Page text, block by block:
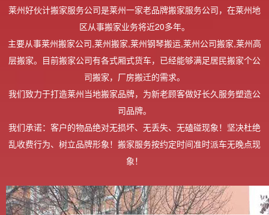
莱州好伙计搬家服务公司是莱州一家老品牌搬家服务公司，在莱州地
区从事搬家业务将近20多年。
主要从事莱州搬家公司,莱州搬家,莱州钢琴搬运,莱州公司搬家,莱州高
层搬家。目前搬家公司有各式厢式货车，已经能够满足居民搬家个公
司搬家，厂房搬迁的需求。
我们致力于打造莱州当地搬家品牌，为新老顾客做好长久服务塑造公
司品牌。
我们承诺：客户的物品绝对无损坏、无丢失、无磕碰现象！坚决杜绝
乱收费行为、树立品牌形象！搬家服务按约定时间准时派车无晚点现
象！